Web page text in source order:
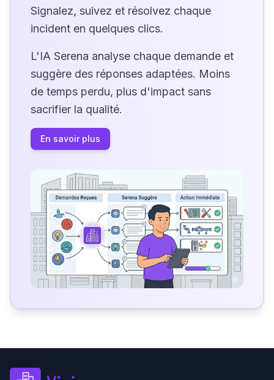
Signalez, suivez et résolvez chaque
incident en quelques clics.
L'IA Serena analyse chaque demande et
suggère des réponses adaptées. Moins
de temps perdu, plus d'impact sans
sacrifier la qualité.
En savoir plus